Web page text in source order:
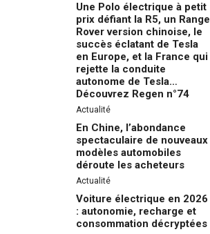
Une Polo électrique à petit
prix défiant la R5, un Range
Rover version chinoise, le
succès éclatant de Tesla
en Europe, et la France qui
rejette la conduite
autonome de Tesla…
Découvrez Regen n°74
Actualité
En Chine, l’abondance
spectaculaire de nouveaux
modèles automobiles
déroute les acheteurs
Actualité
Voiture électrique en 2026
: autonomie, recharge et
consommation décryptées